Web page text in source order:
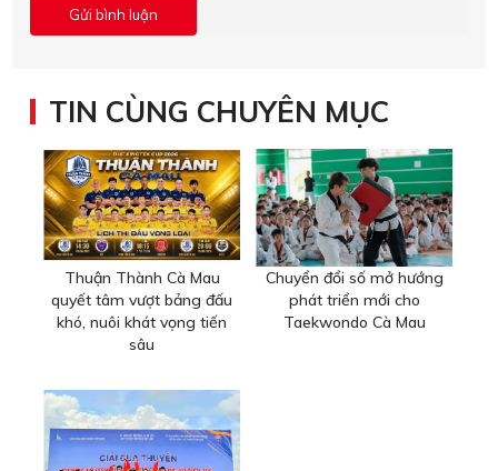
TIN CÙNG CHUYÊN MỤC
Thuận Thành Cà Mau
quyết tâm vượt bảng đấu
khó, nuôi khát vọng tiến
sâu
Chuyển đổi số mở hướng
phát triển mới cho
Taekwondo Cà Mau